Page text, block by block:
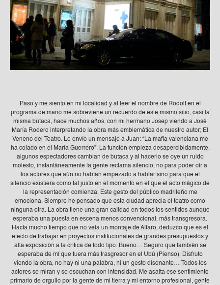
Paso y me siento en mi localidad y al leer el nombre de Rodolf en el
programa de mano me sobreviene un recuerdo de este mismo sitio, casi la
misma butaca, hace muchos años, con mi hermano Josep viendo a José
María Rodero interpretando la obra más emblemática de nuestro autor; El
Veneno del Teatro. Le envío un mensaje a Juan: “La mafia valenciana me
ha colado en el María Guerrero”. La función empieza desapercibidamente,
algunos espectadores cambian de butaca y al hacerlo se oye un ruido
molesto, instantáneamente la gente reclama silencio, no para poder oír a
los actores que aún no habían empezado a hablar sino para que el
silencio existiera como tal justo en el momento en el que el acto mágico de
la representación comienza. Este gesto del público madrileño me
emociona. Siempre he pensado que esta ciudad aprecia el teatro como
ninguna otra. La obra tiene una gran calidad en todos los sentidos aunque
esperaba una puesta en escena menos convencional, más transgresora.
Hacía mucho tiempo que no veía un montaje de Alfaro, deduzco que es el
efecto de trabajar en proyectos institucionales de grandes presupuestos y
alta exposición a la crítica de todo tipo. Bueno… Seguro que también se
esperaba de mí que fuera más trasgresor en el Ubú (Pienso). Disfruto
viendo la obra, no hay ni una palabra, ni un gesto disonante… Todos los
actores se miran y se escuchan con intensidad. Me asalta ese sentimiento
primario de orgullo por la gente de mi tierra y mi entorno profesional, gente